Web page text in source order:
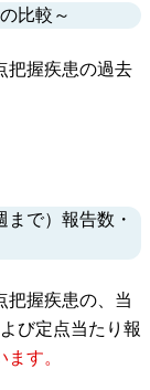
比較～
把握疾患の過去
で）報告数・
把握疾患の、当
び定点当たり報
す。